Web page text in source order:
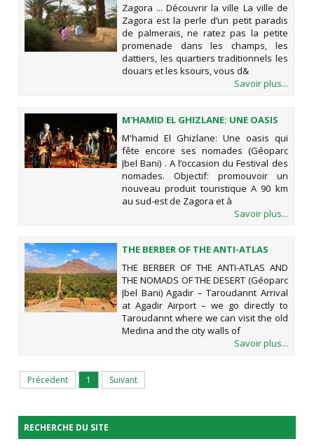
Zagora ... Découvrir la ville La ville de
Zagora est la perle d’un petit paradis
de palmerais, ne ratez pas la petite
promenade dans les champs, les
dattiers, les quartiers traditionnels les
douars et les ksours, vous d&
Savoir plus...
M'HAMID EL GHIZLANE: UNE OASIS
QUI FÊTE ENCORE SES NOMADES
(GÉOPARC JBEL BANI)
M'hamid El Ghizlane: Une oasis qui
fête encore ses nomades (Géoparc
Jbel Bani) . A l’occasion du Festival des
nomades. Objectif: promouvoir un
nouveau produit touristique A 90 km
au sud-est de Zagora et à
Savoir plus...
THE BERBER OF THE ANTI-ATLAS
AND THE NOMADS OF THE DESERT
(GÉOPARC JBEL BANI)
THE BERBER OF THE ANTI-ATLAS AND
THE NOMADS OF THE DESERT (Géoparc
Jbel Bani) Agadir – Taroudannt Arrival
at Agadir Airport – we go directly to
Taroudannt where we can visit the old
Medina and the city walls of
Savoir plus...
Précedent 1 Suivant
RECHERCHE DU SITE